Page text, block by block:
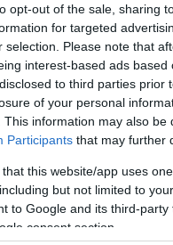
opt-out of the sale, sharing
for targeted
selection. Please note that
interest-based ads
to third parties
of your personal
This information may also
Participants that may further
that this website/app uses
but not limited to
to Google and its third-
consent section.
ακολούθων.
ωστόσο η
σε περαιτέρω
στάδιο
προσωπική πράξη,
της», όπως είχε
δημοσίευσε το
της φίλους.